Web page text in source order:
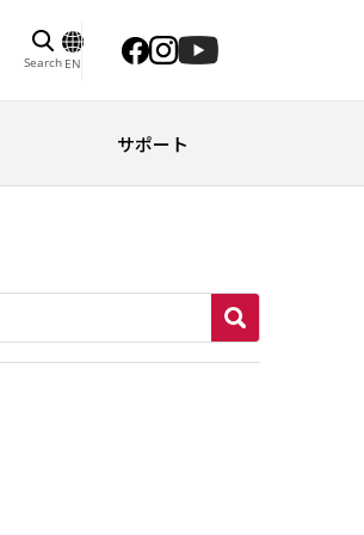
Search EN
サポート